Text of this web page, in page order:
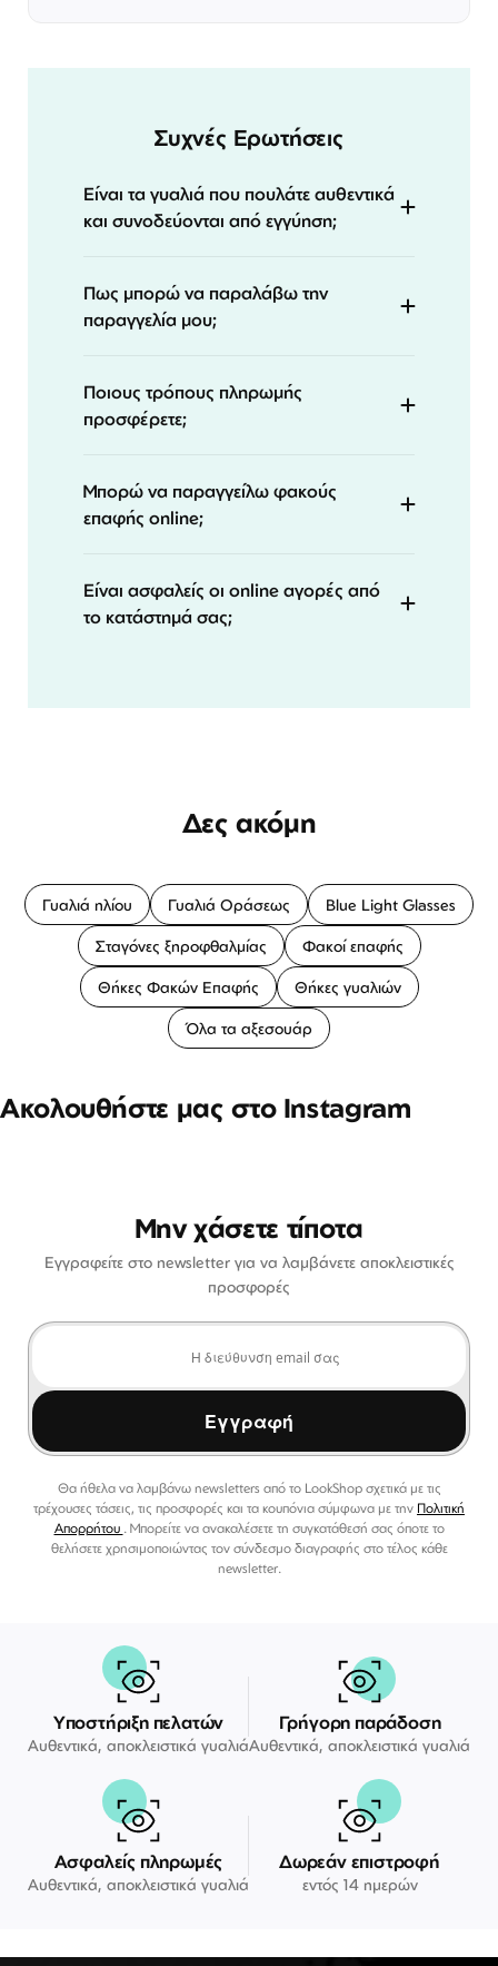
Συχνές Ερωτήσεις
Είναι τα γυαλιά που πουλάτε αυθεντικά
και συνοδεύονται από εγγύηση;
Πως μπορώ να παραλάβω την
παραγγελία μου;
Ποιους τρόπους πληρωμής
προσφέρετε;
Μπορώ να παραγγείλω φακούς
επαφής online;
Είναι ασφαλείς οι online αγορές από
το κατάστημά σας;
Δες ακόμη
Γυαλιά ηλίου Γυαλιά Οράσεως Blue Light Glasses
Σταγόνες ξηροφθαλμίας Φακοί επαφής
Θήκες Φακών Επαφής Θήκες γυαλιών
Όλα τα αξεσουάρ
Ακολουθήστε μας στο Instagram
Μην χάσετε τίποτα
Εγγραφείτε στο newsletter για να λαμβάνετε αποκλειστικές
προσφορές
Εγγραφή
Θα ήθελα να λαμβάνω newsletters από το LookShop σχετικά με τις
τρέχουσες τάσεις, τις προσφορές και τα κουπόνια σύμφωνα με την Πολιτική
Απορρήτου . Μπορείτε να ανακαλέσετε τη συγκατάθεσή σας όποτε το
θελήσετε χρησιμοποιώντας τον σύνδεσμο διαγραφής στο τέλος κάθε
newsletter.
Υποστήριξη πελατών
Αυθεντικά, αποκλειστικά γυαλιά
Γρήγορη παράδοση
Αυθεντικά, αποκλειστικά γυαλιά
Ασφαλείς πληρωμές
Αυθεντικά, αποκλειστικά γυαλιά
Δωρεάν επιστροφή
εντός 14 ημερών